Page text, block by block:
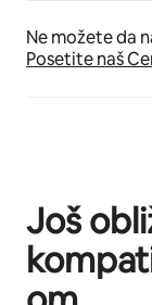
Ne možete da
Posetite naš
Još